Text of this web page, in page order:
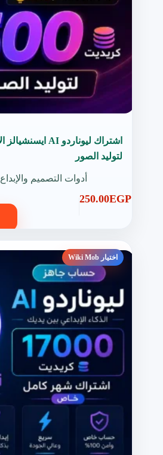
لتوليد الصور
أدوات التصميم والإبداع
250.00EGP